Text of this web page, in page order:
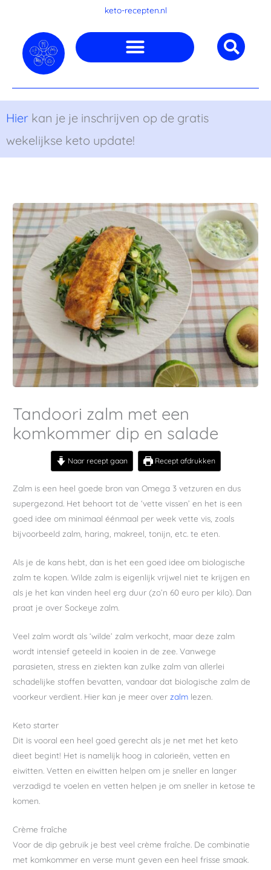
inhoud
keto-recepten.nl
Hier kan je je inschrijven op de gratis
wekelijkse keto update!
Tandoori zalm met een
komkommer dip en salade
Naar recept gaan Recept afdrukken
Zalm is een heel goede bron van Omega 3 vetzuren en dus
supergezond. Het behoort tot de ‘vette vissen’ en het is een
goed idee om minimaal éénmaal per week vette vis, zoals
bijvoorbeeld zalm, haring, makreel, tonijn, etc. te eten.
Als je de kans hebt, dan is het een goed idee om biologische
zalm te kopen. Wilde zalm is eigenlijk vrijwel niet te krijgen en
als je het kan vinden heel erg duur (zo’n 60 euro per kilo). Dan
praat je over Sockeye zalm.
Veel zalm wordt als ‘wilde’ zalm verkocht, maar deze zalm
wordt intensief geteeld in kooien in de zee. Vanwege
parasieten, stress en ziekten kan zulke zalm van allerlei
schadelijke stoffen bevatten, vandaar dat biologische zalm de
voorkeur verdient. Hier kan je meer over zalm lezen.
Keto starter
Dit is vooral een heel goed gerecht als je net met het keto
dieet begint! Het is namelijk hoog in calorieën, vetten en
eiwitten. Vetten en eiwitten helpen om je sneller en langer
verzadigd te voelen en vetten helpen je om sneller in ketose te
komen.
Crème fraîche
Voor de dip gebruik je best veel crème fraîche. De combinatie
met komkommer en verse munt geven een heel frisse smaak.